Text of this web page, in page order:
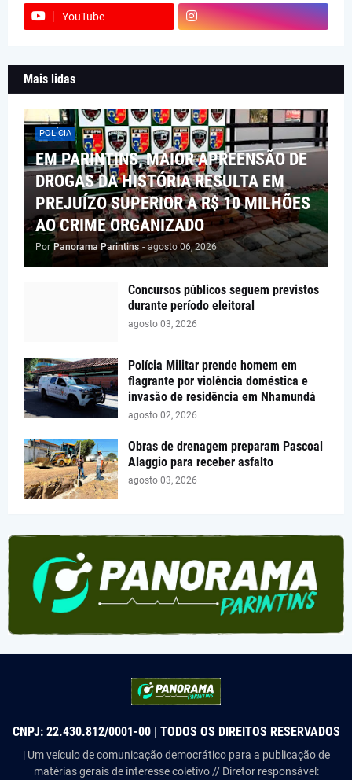
YouTube
Mais lidas
POLÍCIA
EM PARINTINS, MAIOR APREENSÃO DE
DROGAS DA HISTÓRIA RESULTA EM
PREJUÍZO SUPERIOR A R$ 10 MILHÕES
AO CRIME ORGANIZADO
Por Panorama Parintins - agosto 06, 2026
Concursos públicos seguem previstos
durante período eleitoral
agosto 03, 2026
Polícia Militar prende homem em
flagrante por violência doméstica e
invasão de residência em Nhamundá
agosto 02, 2026
Obras de drenagem preparam Pascoal
Alaggio para receber asfalto
agosto 03, 2026
CNPJ: 22.430.812/0001-00 | TODOS OS DIREITOS RESERVADOS
| Um veículo de comunicação democrático para a publicação de
matérias gerais de interesse coletivo // Diretor responsável: